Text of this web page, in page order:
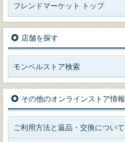
フレンドマーケット トップ
店舗を探す
モンベルストア検索
その他のオンラインストア情報
ご利用方法と返品・交換について